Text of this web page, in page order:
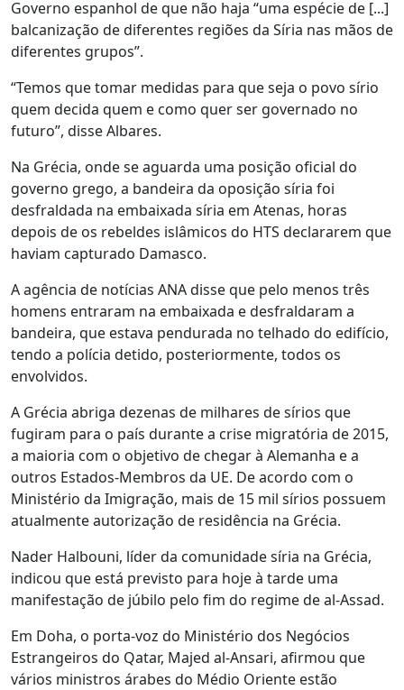
Governo espanhol de que não haja “uma espécie de [...]
balcanização de diferentes regiões da Síria nas mãos de
diferentes grupos”.
“Temos que tomar medidas para que seja o povo sírio
quem decida quem e como quer ser governado no
futuro”, disse Albares.
Na Grécia, onde se aguarda uma posição oficial do
governo grego, a bandeira da oposição síria foi
desfraldada na embaixada síria em Atenas, horas
depois de os rebeldes islâmicos do HTS declararem que
haviam capturado Damasco.
A agência de notícias ANA disse que pelo menos três
homens entraram na embaixada e desfraldaram a
bandeira, que estava pendurada no telhado do edifício,
tendo a polícia detido, posteriormente, todos os
envolvidos.
A Grécia abriga dezenas de milhares de sírios que
fugiram para o país durante a crise migratória de 2015,
a maioria com o objetivo de chegar à Alemanha e a
outros Estados-Membros da UE. De acordo com o
Ministério da Imigração, mais de 15 mil sírios possuem
atualmente autorização de residência na Grécia.
Nader Halbouni, líder da comunidade síria na Grécia,
indicou que está previsto para hoje à tarde uma
manifestação de júbilo pelo fim do regime de al-Assad.
Em Doha, o porta-voz do Ministério dos Negócios
Estrangeiros do Qatar, Majed al-Ansari, afirmou que
vários ministros árabes do Médio Oriente estão